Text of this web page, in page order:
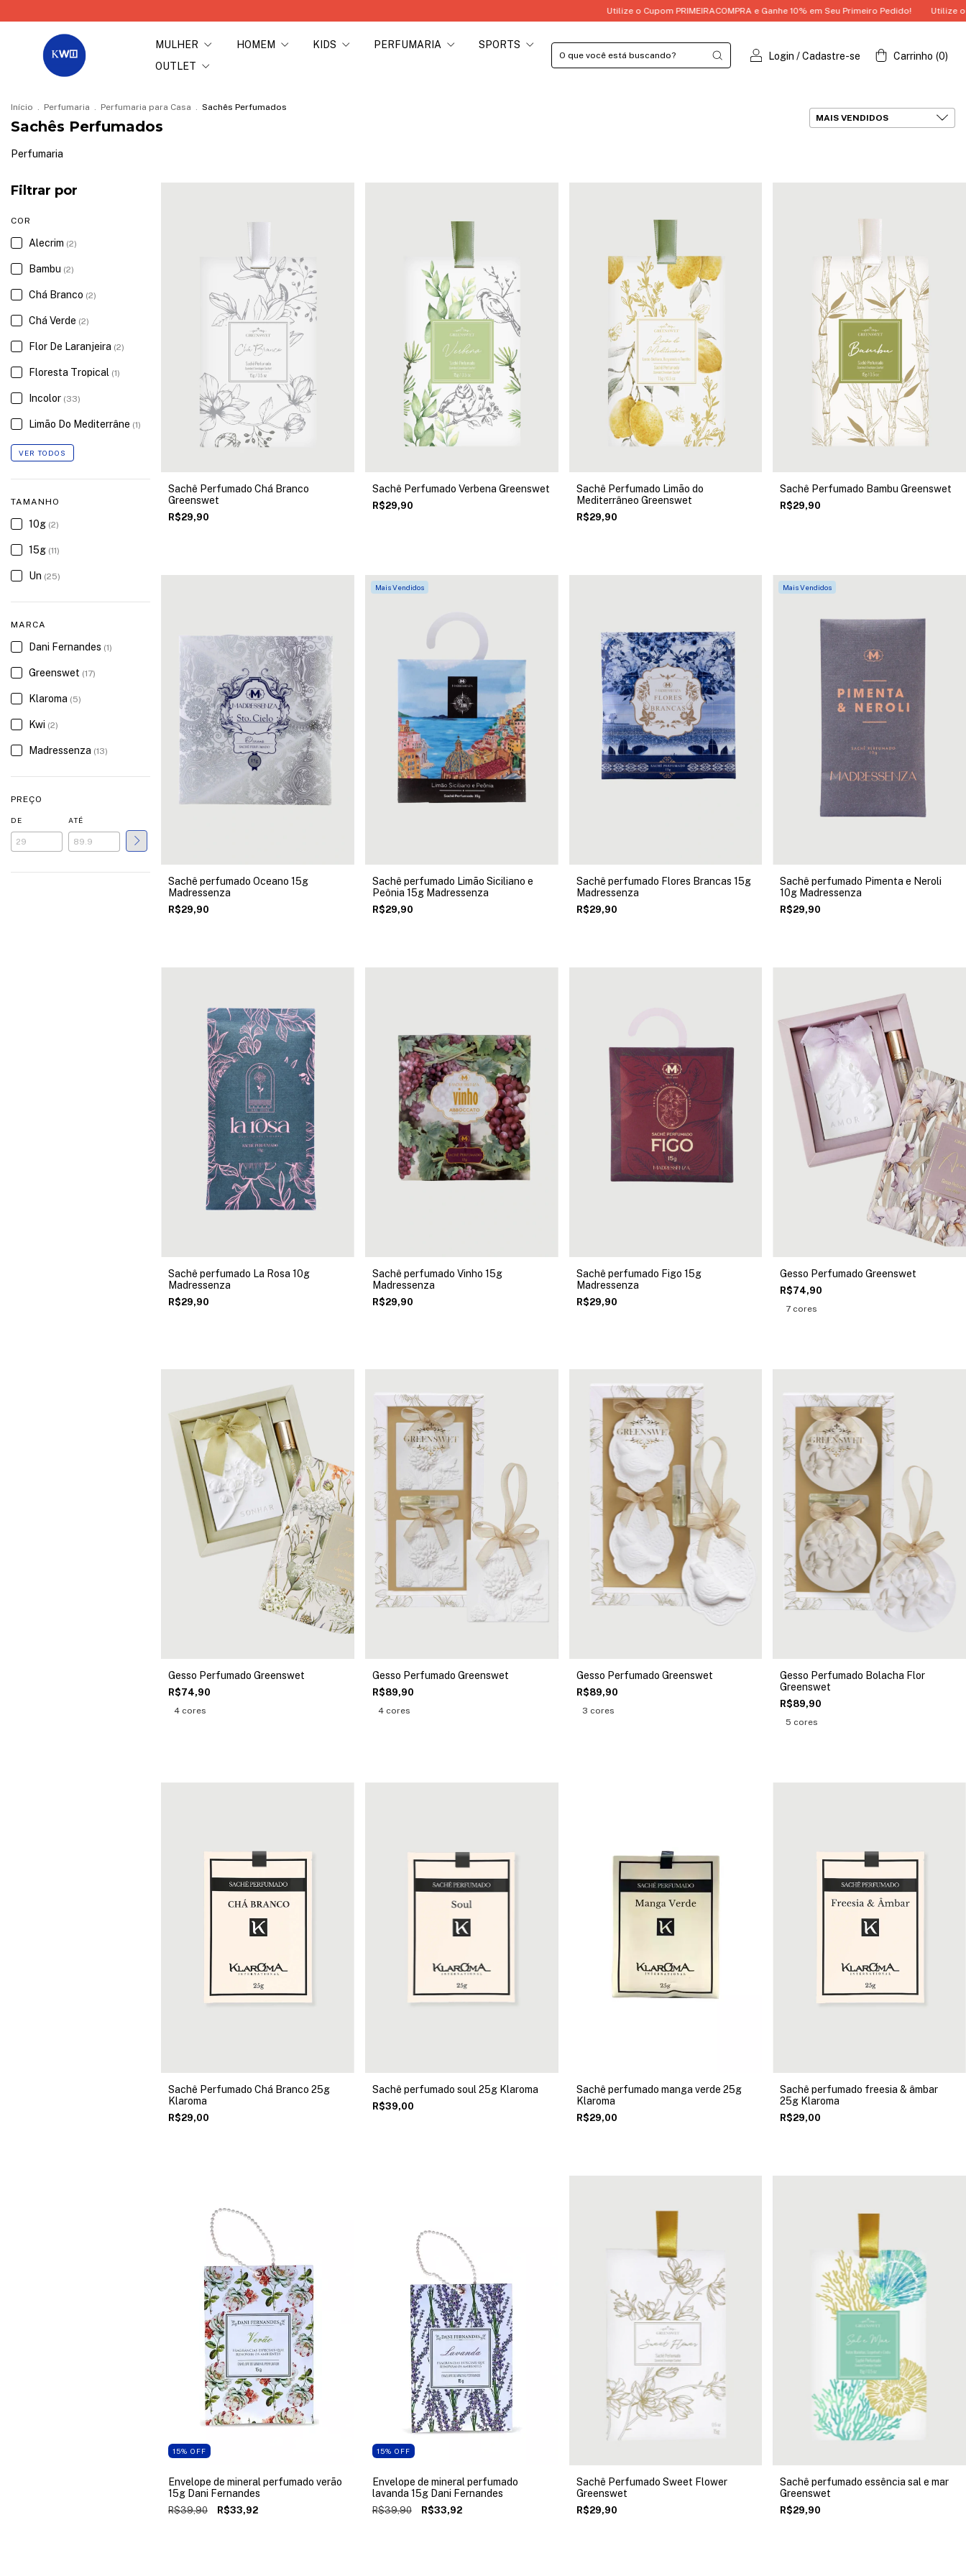
Utilize o Cupom PRIMEIRACOMPRA e Ganhe 10% em Seu Primeiro Pedido! Utilize o Cupom
MULHER HOMEM KIDS PERFUMARIA
SPORTS
OUTLET
Login /Cadastre-se Carrinho (0)
Início . Perfumaria . Perfumaria para Casa . Sachês Perfumados
Sachês Perfumados
Perfumaria
Filtrar por
COR
Alecrim (2)
Bambu (2)
Chá Branco (2)
Chá Verde (2)
Flor De Laranjeira (2)
Floresta Tropical (1)
Incolor (33)
Limão Do Mediterrâne (1)
VER TODOS
TAMANHO
10g (2)
15g (11)
Un (25)
MARCA
Dani Fernandes (1)
Greenswet (17)
Klaroma (5)
Kwi (2)
Madressenza (13)
PREÇO
DE ATÉ
Sachê Perfumado Chá Branco
Greenswet
R$29,90
Sachê Perfumado Verbena Greenswet
R$29,90
Sachê Perfumado Limão do
Mediterrâneo Greenswet
R$29,90
Sachê Perfumado Bambu Greenswet
R$29,90
Sachê perfumado Oceano 15g
Madressenza
R$29,90
Mais Vendidos
Sachê perfumado Limão Siciliano e
Peônia 15g Madressenza
R$29,90
Sachê perfumado Flores Brancas 15g
Madressenza
R$29,90
Mais Vendidos
Sachê perfumado Pimenta e Neroli
10g Madressenza
R$29,90
Sachê perfumado La Rosa 10g
Madressenza
R$29,90
Sachê perfumado Vinho 15g
Madressenza
R$29,90
Sachê perfumado Figo 15g
Madressenza
R$29,90
Gesso Perfumado Greenswet
R$74,90
7 cores
Gesso Perfumado Greenswet
R$74,90
4 cores
Gesso Perfumado Greenswet
R$89,90
4 cores
Gesso Perfumado Greenswet
R$89,90
3 cores
Gesso Perfumado Bolacha Flor
Greenswet
R$89,90
5 cores
Sachê Perfumado Chá Branco 25g
Klaroma
R$29,00
Sachê perfumado soul 25g Klaroma
R$39,00
Sachê perfumado manga verde 25g
Klaroma
R$29,00
Sachê perfumado freesia & âmbar
25g Klaroma
R$29,00
15% OFF
Envelope de mineral perfumado verão
15g Dani Fernandes
R$39,90 R$33,92
15% OFF
Envelope de mineral perfumado
lavanda 15g Dani Fernandes
R$39,90 R$33,92
Sachê Perfumado Sweet Flower
Greenswet
R$29,90
Sachê perfumado essência sal e mar
Greenswet
R$29,90